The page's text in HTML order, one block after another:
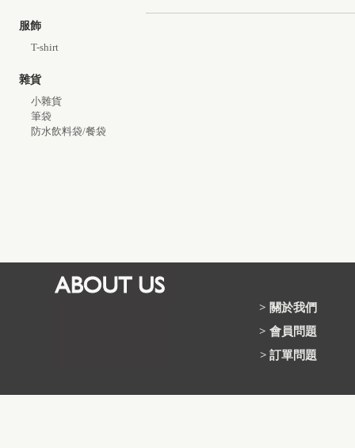
服飾
T-shirt
雜貨
小雜貨
筆袋
防水飲料袋/餐袋
> 關於我們
> 會員問題
> 訂單問題